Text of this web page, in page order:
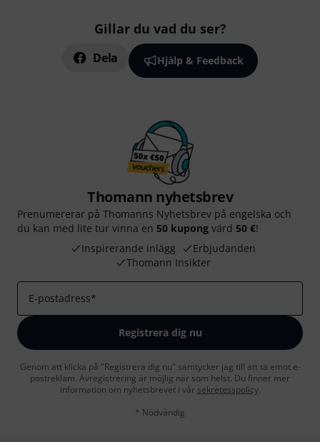
Gillar du vad du ser?
Dela Hjälp & Feedback
Thomann nyhetsbrev
Prenumererar på Thomanns Nyhetsbrev på engelska och
du kan med lite tur vinna en 50 kupong värd 50 €!
Inspirerande inlägg
Erbjudanden
Thomann Insikter
E-postadress*
Registrera dig nu
Genom att klicka på "Registrera dig nu" samtycker jag till att ta emot e-
postreklam. Avregistrering är möjlig när som helst. Du finner mer
information om nyhetsbrevet i vår sekretesspolicy.
* Nödvändig